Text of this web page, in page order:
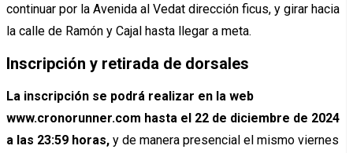
continuar por la Avenida al Vedat dirección ficus, y girar hacia
la calle de Ramón y Cajal hasta llegar a meta.
Inscripción y retirada de dorsales
La inscripción se podrá realizar en la web
www.cronorunner.com hasta el 22 de diciembre de 2024
a las 23:59 horas, y de manera presencial el mismo viernes